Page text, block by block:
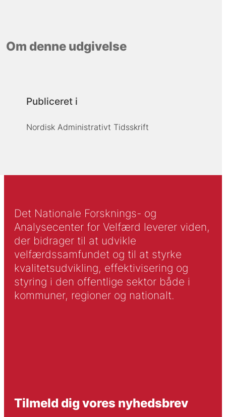
Om denne udgivelse
Publiceret i
Nordisk Administrativt Tidsskrift
Det Nationale Forsknings- og
Analysecenter for Velfærd leverer viden,
der bidrager til at udvikle
velfærdssamfundet og til at styrke
kvalitetsudvikling, effektivisering og
styring i den offentlige sektor både i
kommuner, regioner og nationalt.
Tilmeld dig vores nyhedsbrev